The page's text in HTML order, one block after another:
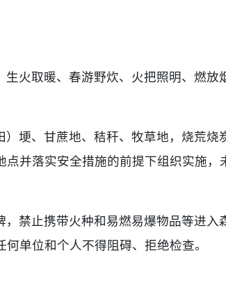
火取暖、春游野炊、火把照明、燃放
埂、甘蔗地、秸秆、牧草地，烧荒烧
并落实安全措施的前提下组织实施，
禁止携带火种和易燃易爆物品等进入
单位和个人不得阻碍、拒绝检查。